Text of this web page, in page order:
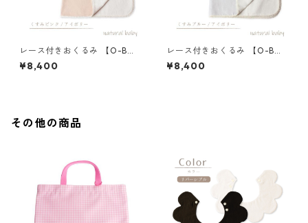
レース付きおくるみ 【O-B
N】くすみピンク/アイボリー
77-72725-1
¥8,400
レース付きおくるみ 【O-B
N】くすみブルー/アイボリー
77-72725-1
¥8,400
その他の商品